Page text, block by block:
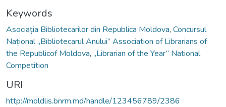
Keywords
Asociația Bibliotecarilor din Republica Moldova, Concursul
Național „Bibliotecarul Anului” Association of Librarians of
the Republicof Moldova, „Librarian of the Year” National
Competition
URI
http://moldlis.bnrm.md/handle/123456789/2386